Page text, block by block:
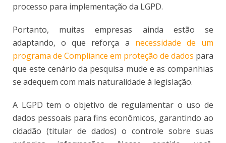
processo para implementação da LGPD.
Portanto, muitas empresas ainda estão se
adaptando, o que reforça a necessidade de um
programa de Compliance em proteção de dados para
que este cenário da pesquisa mude e as companhias
se adequem com mais naturalidade à legislação.
A LGPD tem o objetivo de regulamentar o uso de
dados pessoais para fins econômicos, garantindo ao
cidadão (titular de dados) o controle sobre suas